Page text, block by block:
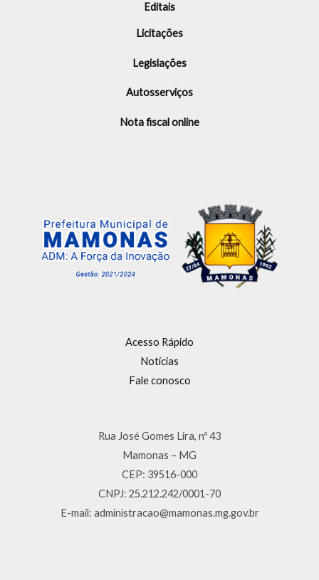
Editais
Licitações
Legislações
Autosserviços
Nota fiscal online
Acesso Rápido
Notícias
Fale conosco
Rua José Gomes Lira, nº 43
Mamonas – MG
CEP: 39516-000
CNPJ: 25.212.242/0001-70
E-mail: administracao@mamonas.mg.gov.br